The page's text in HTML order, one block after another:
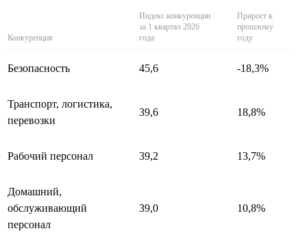
Конкуренция
Индекс конкуренции
за 1 квартал 2026
года
Прирост к
прошлому
году
Безопасность 45,6 -18,3%
Транспорт, логистика,
перевозки
39,6 18,8%
Рабочий персонал 39,2 13,7%
Домашний,
обслуживающий
персонал
39,0 10,8%